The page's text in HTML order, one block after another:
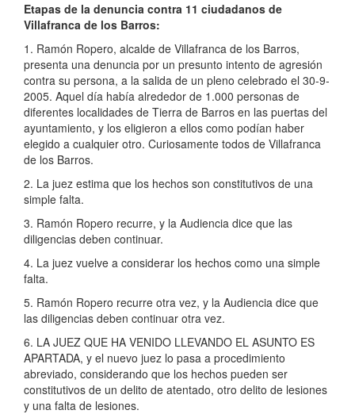
Etapas de la denuncia contra 11 ciudadanos de
Villafranca de los Barros:
1. Ramón Ropero, alcalde de Villafranca de los Barros,
presenta una denuncia por un presunto intento de agresión
contra su persona, a la salida de un pleno celebrado el 30-9-
2005. Aquel día había alrededor de 1.000 personas de
diferentes localidades de Tierra de Barros en las puertas del
ayuntamiento, y los eligieron a ellos como podían haber
elegido a cualquier otro. Curiosamente todos de Villafranca
de los Barros.
2. La juez estima que los hechos son constitutivos de una
simple falta.
3. Ramón Ropero recurre, y la Audiencia dice que las
diligencias deben continuar.
4. La juez vuelve a considerar los hechos como una simple
falta.
5. Ramón Ropero recurre otra vez, y la Audiencia dice que
las diligencias deben continuar otra vez.
6. LA JUEZ QUE HA VENIDO LLEVANDO EL ASUNTO ES
APARTADA, y el nuevo juez lo pasa a procedimiento
abreviado, considerando que los hechos pueden ser
constitutivos de un delito de atentado, otro delito de lesiones
y una falta de lesiones.